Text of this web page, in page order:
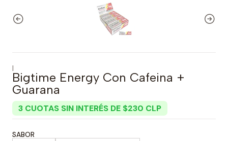
|
Bigtime Energy Con Cafeina +
Guarana
3 CUOTAS SIN INTERÉS DE $230 CLP
SABOR